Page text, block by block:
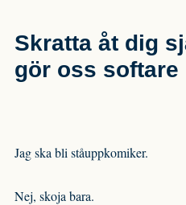
Skratta åt dig
gör oss softare
Jag ska bli ståuppkomiker.
Nej, skoja bara.